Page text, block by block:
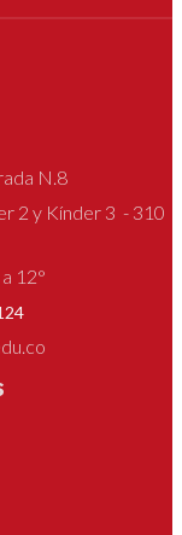
N.8
2 y Kínder 3 - 310
12°